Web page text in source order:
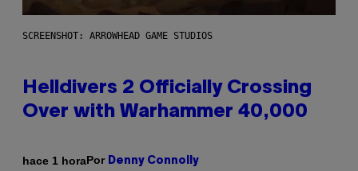
SCREENSHOT: ARROWHEAD GAME STUDIOS
Helldivers 2 Officially Crossing
Over with Warhammer 40,000
hace 1 horaPor Denny Connolly